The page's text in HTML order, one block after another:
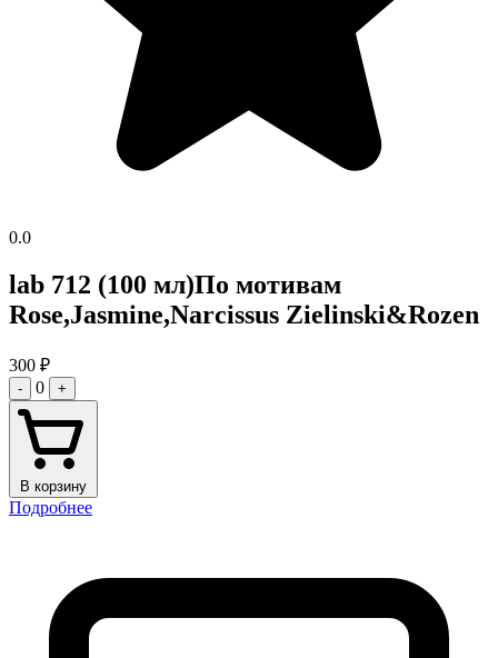
0.0
lab 712 (100 мл)По мотивам
Rose,Jasmine,Narcissus Zielinski&Rozen
300 ₽
- 0 +
В корзину
Подробнее